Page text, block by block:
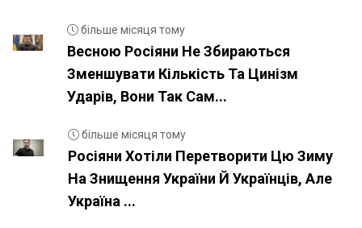
більше місяця тому
Весною Росіяни Не Збираються
Зменшувати Кількість Та Цинізм
Ударів, Вони Так Сам...
більше місяця тому
Росіяни Хотіли Перетворити Цю Зиму
На Знищення України Й Українців, Але
Україна ...